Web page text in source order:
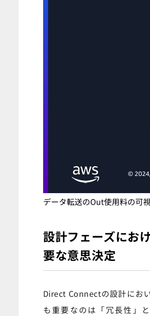
データ転送のOut使用料の可
設計フェーズにお
要な意思決定
Direct Connectの設計にお
も重要なのは「冗長性」